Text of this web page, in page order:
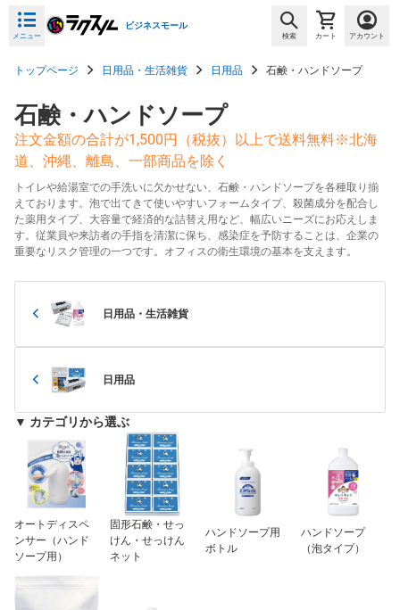
メニュー
ビジネスモール
検索 カート アカウント
トップページ 日用品・生活雑貨 日用品 石鹸・ハンドソープ
石鹸・ハンドソープ
注文金額の合計が1,500円（税抜）以上で送料無料※北海
道、沖縄、離島、一部商品を除く
トイレや給湯室での手洗いに欠かせない、石鹸・ハンドソープを各種取り揃
えております。泡で出てきて使いやすいフォームタイプ、殺菌成分を配合し
た薬用タイプ、大容量で経済的な詰替え用など、幅広いニーズにお応えしま
す。従業員や来訪者の手指を清潔に保ち、感染症を予防することは、企業の
重要なリスク管理の一つです。オフィスの衛生環境の基本を支えます。
日用品・生活雑貨
日用品
▼ カテゴリから選ぶ
オートディスペ
ンサー（ハンド
ソープ用）
固形石鹸・せっ
けん・せっけん
ネット
ハンドソープ用
ボトル
ハンドソープ
（泡タイプ）